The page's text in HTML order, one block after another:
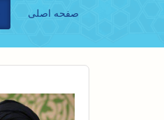
صفحه اصلی